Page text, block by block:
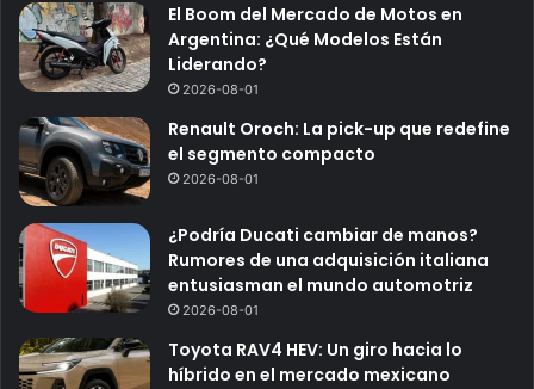
El Boom del Mercado de Motos en
Argentina: ¿Qué Modelos Están
Liderando?
2026-08-01
Renault Oroch: La pick-up que redefine
el segmento compacto
2026-08-01
¿Podría Ducati cambiar de manos?
Rumores de una adquisición italiana
entusiasman el mundo automotriz
2026-08-01
Toyota RAV4 HEV: Un giro hacia lo
híbrido en el mercado mexicano